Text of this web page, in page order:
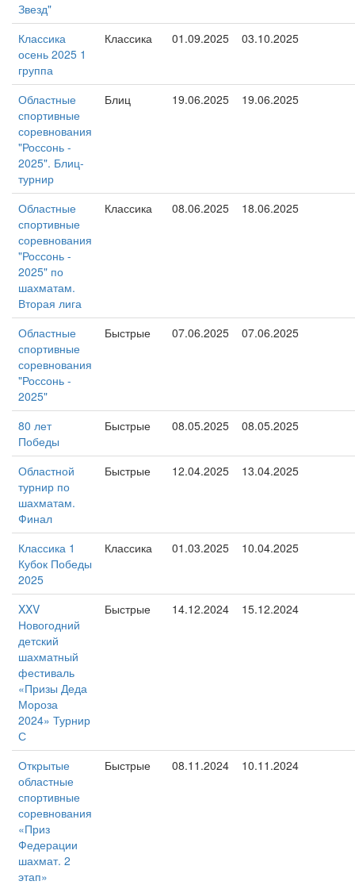
Звезд"
Классика
осень 2025 1
группа
Классика 01.09.2025 03.10.2025
Областные
спортивные
соревнования
"Россонь -
2025". Блиц-
турнир
Блиц 19.06.2025 19.06.2025
Областные
спортивные
соревнования
"Россонь -
2025" по
шахматам.
Вторая лига
Классика 08.06.2025 18.06.2025
Областные
спортивные
соревнования
"Россонь -
2025"
Быстрые 07.06.2025 07.06.2025
80 лет
Победы
Быстрые 08.05.2025 08.05.2025
Областной
турнир по
шахматам.
Финал
Быстрые 12.04.2025 13.04.2025
Классика 1
Кубок Победы
2025
Классика 01.03.2025 10.04.2025
XXV
Новогодний
детский
шахматный
фестиваль
«Призы Деда
Мороза
2024» Турнир
С
Быстрые 14.12.2024 15.12.2024
Открытые
областные
спортивные
соревнования
«Приз
Федерации
шахмат. 2
этап»
Быстрые 08.11.2024 10.11.2024